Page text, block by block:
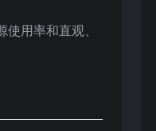
用率和直观、